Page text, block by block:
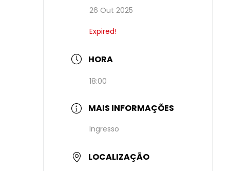
26 Out 2025
Expired!
HORA
18:00
MAIS INFORMAÇÕES
Ingresso
LOCALIZAÇÃO